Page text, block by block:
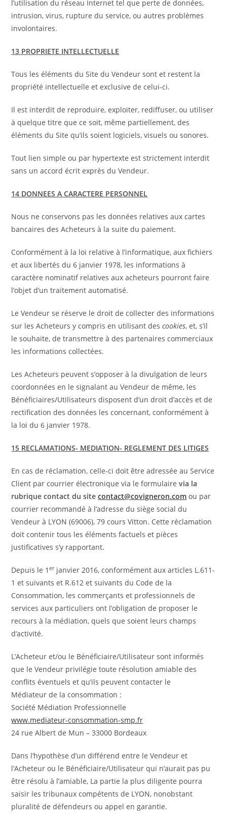
l’utilisation du réseau Internet tel que perte de données,
intrusion, virus, rupture du service, ou autres problèmes
involontaires.
13 PROPRIETE INTELLECTUELLE
Tous les éléments du Site du Vendeur sont et restent la
propriété intellectuelle et exclusive de celui-ci.
Il est interdit de reproduire, exploiter, rediffuser, ou utiliser
à quelque titre que ce soit, même partiellement, des
éléments du Site qu’ils soient logiciels, visuels ou sonores.
Tout lien simple ou par hypertexte est strictement interdit
sans un accord écrit exprès du Vendeur.
14 DONNEES A CARACTERE PERSONNEL
Nous ne conservons pas les données relatives aux cartes
bancaires des Acheteurs à la suite du paiement.
Conformément à la loi relative à l’informatique, aux fichiers
et aux libertés du 6 janvier 1978, les informations à
caractère nominatif relatives aux acheteurs pourront faire
l’objet d’un traitement automatisé.
Le Vendeur se réserve le droit de collecter des informations
sur les Acheteurs y compris en utilisant descookies, et, s’il
le souhaite, de transmettre à des partenaires commerciaux
les informations collectées.
Les Acheteurs peuvent s’opposer à la divulgation de leurs
coordonnées en le signalant au Vendeur de même, les
Bénéficiaires/Utilisateurs disposent d’un droit d’accès et de
rectification des données les concernant, conformément à
la loi du 6 janvier 1978.
15 RECLAMATIONS- MEDIATION- REGLEMENT DES LITIGES
En cas de réclamation, celle-ci doit être adressée au Service
Client par courrier électronique via le formulairevia la
rubrique contact du sitecontact@covigneron.com ou par
courrier recommandé à l’adresse du siège social du
Vendeur à LYON (69006), 79 cours Vitton. Cette réclamation
doit contenir tous les éléments factuels et pièces
justificatives s’y rapportant.
Depuis le 1erjanvier 2016, conformément aux articles L.611-
1 et suivants et R.612 et suivants du Code de la
Consommation, les commerçants et professionnels de
services aux particuliers ont l’obligation de proposer le
recours à la médiation, quels que soient leurs champs
d’activité.
L’Acheteur et/ou le Bénéficiaire/Utilisateur sont informés
que le Vendeur privilégie toute résolution amiable des
conflits éventuels et qu’ils peuvent contacter le
Médiateur de la consommation :
Société Médiation Professionnelle
www.mediateur-consommation-smp.fr
24 rue Albert de Mun – 33000 Bordeaux
Dans l’hypothèse d’un différend entre le Vendeur et
l’Acheteur ou le Bénéficiaire/Utilisateur qui n’aurait pas pu
être résolu à l’amiable, La partie la plus diligente pourra
saisir les tribunaux compétents de LYON, nonobstant
pluralité de défendeurs ou appel en garantie.